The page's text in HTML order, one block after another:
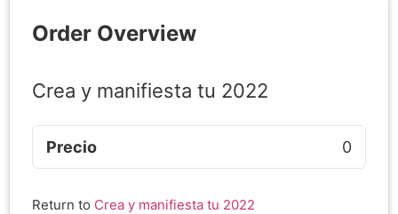
Order Overview
Crea y manifiesta tu 2022
Precio 0
Return to Crea y manifiesta tu 2022